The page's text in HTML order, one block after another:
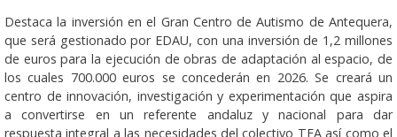
Destaca la inversión en el Gran Centro de Autismo de Antequera,
que será gestionado por EDAU, con una inversión de 1,2 millones
de euros para la ejecución de obras de adaptación al espacio, de
los cuales 700.000 euros se concederán en 2026. Se creará un
centro de innovación, investigación y experimentación que aspira
a convertirse en un referente andaluz y nacional para dar
respuesta integral a las necesidades del colectivo TEA así como el